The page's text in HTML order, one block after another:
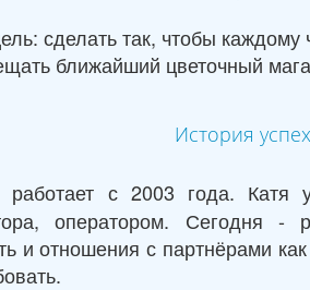
сделать так, чтобы каждому
ближайший цветочный
История
работает с 2003 года. Катя
оператором. Сегодня -
и отношения с партнёрами